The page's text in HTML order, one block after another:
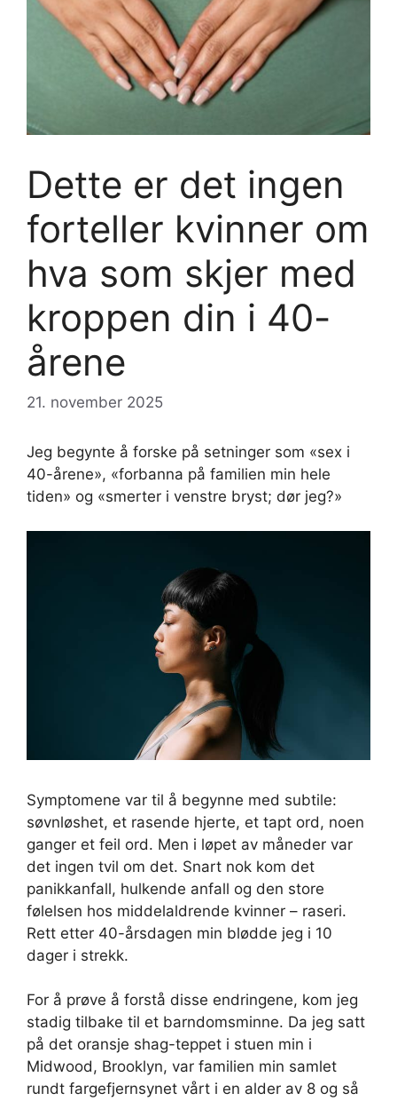
Dette er det ingen
forteller kvinner om
hva som skjer med
kroppen din i 40-
årene
21. november 2025
Jeg begynte å forske på setninger som «sex i
40-årene», «forbanna på familien min hele
tiden» og «smerter i venstre bryst; dør jeg?»
Symptomene var til å begynne med subtile:
søvnløshet, et rasende hjerte, et tapt ord, noen
ganger et feil ord. Men i løpet av måneder var
det ingen tvil om det. Snart nok kom det
panikkanfall, hulkende anfall og den store
følelsen hos middelaldrende kvinner – raseri.
Rett etter 40-årsdagen min blødde jeg i 10
dager i strekk.
For å prøve å forstå disse endringene, kom jeg
stadig tilbake til et barndomsminne. Da jeg satt
på det oransje shag-teppet i stuen min i
Midwood, Brooklyn, var familien min samlet
rundt fargefjernsynet vårt i en alder av 8 og så